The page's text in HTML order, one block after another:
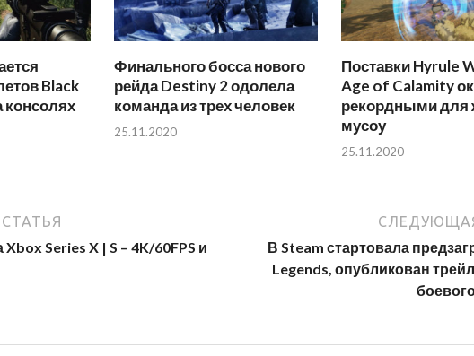
Black
консолях
Финального босса нового
рейда Destiny 2 одолела
команда из трех человек
25.11.2020
Поставки Hyrule
Age of Calamity
рекордными для
мусоу
25.11.2020
Series X | S – 4K/60FPS и
В Steam стартовала
Legends, опубликован